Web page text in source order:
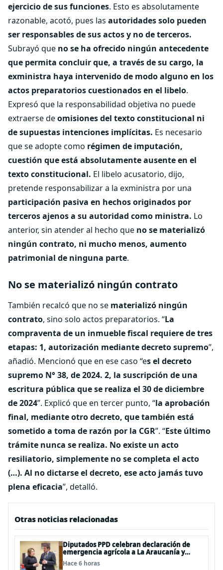
ejercicio de sus funciones. Esto es absolutamente
razonable, acotó, pues las autoridades solo pueden
ser responsables de sus actos y no de terceros.
Subrayó que no se ha ofrecido ningún antecedente
que permita concluir que, a través de su cargo, la
exministra haya intervenido de modo alguno en los
actos preparatorios cuestionados en el libelo.
Expresó que la responsabilidad objetiva no puede
extraerse deomisiones del texto constitucional ni
de supuestas intenciones implícitas. Es necesario
que se adopte como régimen de imputación,
cuestión que está absolutamente ausente en el
texto constitucional. El libelo acusatorio, dijo,
pretende responsabilizar a la exministra por una
participación pasiva en hechos originados por
terceros ajenos a su autoridad como ministra. Lo
anterior, sin atender al hecho que no se materializó
ningún contrato, ni mucho menos, aumento
patrimonial de ninguna parte.
No se materializó ningún contrato
También recalcó que no se materializó ningún
contrato, sino solo actos preparatorios. “La
compraventa de un inmueble fiscal requiere de tres
etapas: 1, autorización mediante decreto supremo”,
añadió. Mencionó que en ese caso “es el decreto
supremo N° 38, de 2024. 2, la suscripción de una
escritura pública que se realiza el 30 de diciembre
de 2024”. Explicó que en tercer punto, “la aprobación
final, mediante otro decreto, que también está
sometido a toma de razón por la CGR”. “Este último
trámite nunca se realiza. No existe un acto
resiliatorio, simplemente no se completa el acto
(…). Al no dictarse el decreto, ese acto jamás tuvo
plena eficacia”, detalló.
Otras noticias relacionadas
Diputados PPD celebran declaración de
emergencia agrícola a La Araucanía y
piden agilizar ayudas económicas a
familias
Hace 6 horas